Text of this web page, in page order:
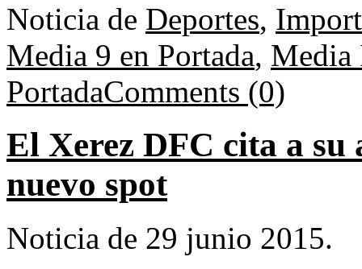
Noticia de Deportes,
Media 9 en Portada, Media
PortadaComments (0)
El Xerez DFC cita a
nuevo spot
Noticia de 29 junio 2015.